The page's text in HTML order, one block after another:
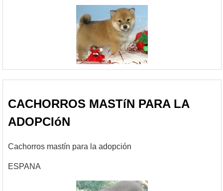
CACHORROS MASTíN PARA LA
ADOPCIóN
Cachorros mastín para la adopción
ESPANA